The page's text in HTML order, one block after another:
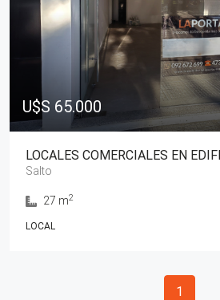
U$S 65.000
LOCALES COMERCIALES EN
Salto
27 m2
LOCAL
1